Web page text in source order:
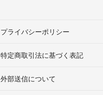
プライバシーポリシー
特定商取引法に基づく表記
外部送信について